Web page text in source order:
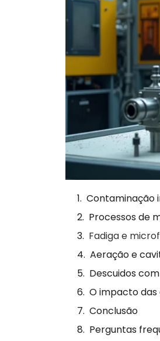
Contaminação
Processos de
Fadiga e
Aeração e
Descuidos
O impacto das
Conclusão
Perguntas